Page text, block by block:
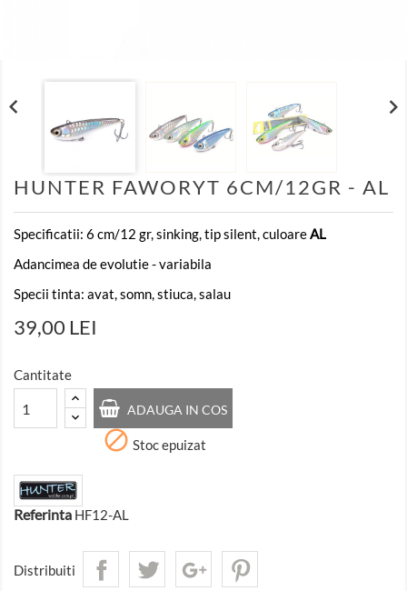
 
HUNTER FAWORYT 6CM/12GR - AL
Specificatii: 6 cm/12 gr, sinking, tip silent, culoareAL
Adancimea de evolutie - variabila
Specii tinta: avat, somn, stiuca, salau
39,00 LEI
Cantitate
ADAUGA IN COS
 Stoc epuizat
Referinta HF12-AL
Distribuiti